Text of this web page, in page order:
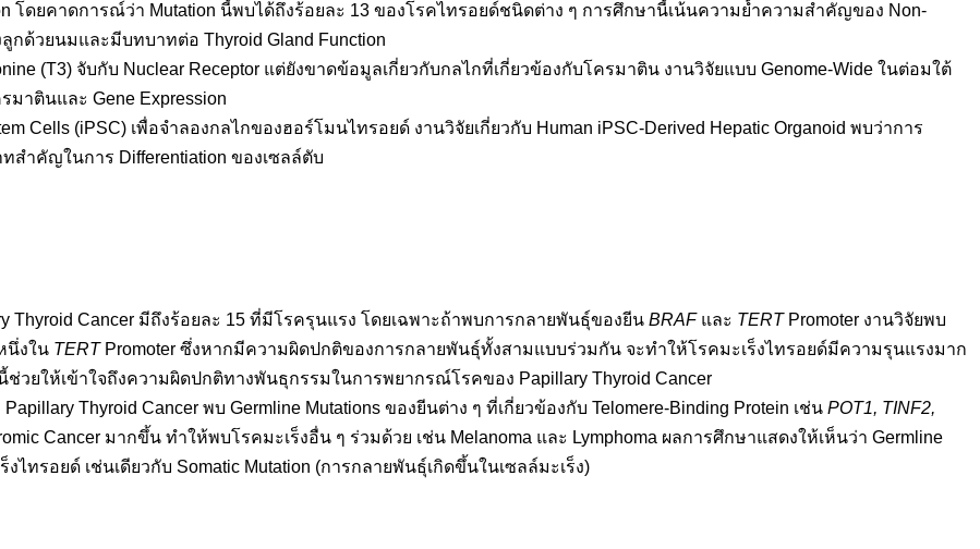
โดยคาดการณ์ว่า Mutation นี้พบได้ถึงร้อยละ 13 ของโรคไทรอยด์ชนิดต่าง ๆ การศึกษานี้เน้นความย้ำความสำคัญของ Non-
กด้วยนมและมีบทบาทต่อ Thyroid Gland Function
(T3) จับกับ Nuclear Receptor แต่ยังขาดข้อมูลเกี่ยวกับกลไกที่เกี่ยวข้องกับโครมาติน งานวิจัยแบบ Genome-Wide ในต่อมใต้
าตินและ Gene Expression
Cells (iPSC) เพื่อจำลองกลไกของฮอร์โมนไทรอยด์ งานวิจัยเกี่ยวกับ Human iPSC-Derived Hepatic Organoid พบว่าการ
สำคัญในการ Differentiation ของเซลล์ตับ
Thyroid Cancer มีถึงร้อยละ 15 ที่มีโรครุนแรง โดยเฉพาะถ้าพบการกลายพันธุ์ของยีน BRAFและ TERTPromoter งานวิจัยพบ
นึ่งใน TERTPromoter ซึ่งหากมีความผิดปกติของการกลายพันธุ์ทั้งสามแบบร่วมกัน จะทำให้โรคมะเร็งไทรอยด์มีความรุนแรงมาก
วยให้เข้าใจถึงความผิดปกติทางพันธุกรรมในการพยากรณ์โรคของ Papillary Thyroid Cancer
Thyroid Cancer พบ Germline Mutations ของยีนต่าง ๆ ที่เกี่ยวข้องกับ Telomere-Binding Protein เช่น POT1, TINF2,
Cancer มากขึ้น ทำให้พบโรคมะเร็งอื่น ๆ ร่วมด้วย เช่น Melanoma และ Lymphoma ผลการศึกษาแสดงให้เห็นว่า Germline
ทรอยด์ เช่นเดียวกับ Somatic Mutation (การกลายพันธุ์เกิดขึ้นในเซลล์มะเร็ง)